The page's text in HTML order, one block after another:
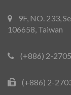
9F, NO. 233,
106658, Taiwan
(+886) 2-
(+886) 2-